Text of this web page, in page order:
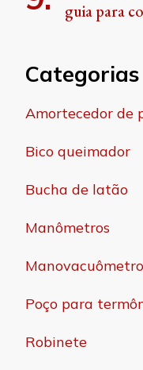
guia para
Categorias
Amortecedor de
Bico queimador
Bucha de latão
Manômetros
Poço para
Robinete